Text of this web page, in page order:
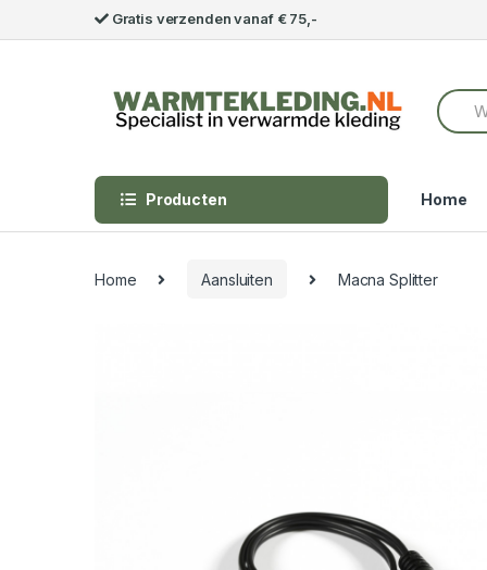
Skip to navigation
Skip to contentGratis verzenden vanaf € 75,-
S
e
h
o
:
Producten Home
Home Aansluiten Macna Splitter